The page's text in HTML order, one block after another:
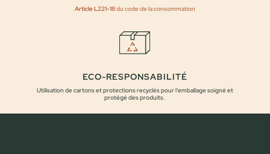
Article L221-18du code de la consommation
ECO-RESPONSABILITÉ
Utilisation de cartons et protections recyclés pour l'emballage soigné et
protégé des produits.